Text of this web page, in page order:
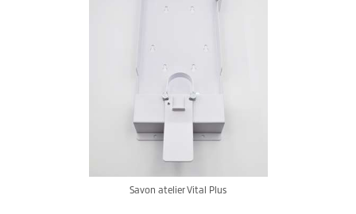
Savon atelier Vital Plus